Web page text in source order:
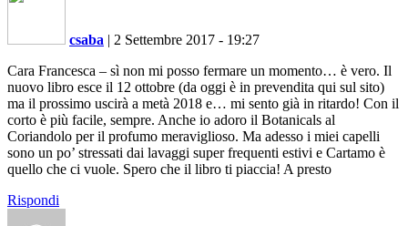
csaba | 2 Settembre 2017 - 19:27
Cara Francesca – sì non mi posso fermare un momento… è vero. Il
nuovo libro esce il 12 ottobre (da oggi è in prevendita qui sul sito)
ma il prossimo uscirà a metà 2018 e… mi sento già in ritardo! Con il
corto è più facile, sempre. Anche io adoro il Botanicals al
Coriandolo per il profumo meraviglioso. Ma adesso i miei capelli
sono un po’ stressati dai lavaggi super frequenti estivi e Cartamo è
quello che ci vuole. Spero che il libro ti piaccia! A presto
Rispondi